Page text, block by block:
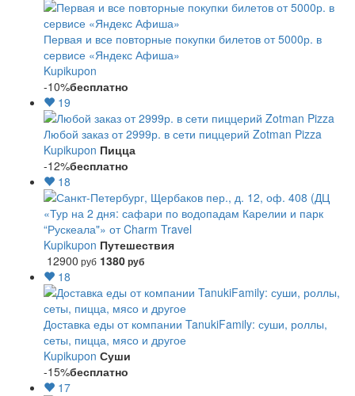
Первая и все повторные покупки билетов от 5000р. в
сервисе «Яндекс Афиша»
Kupikupon
-10%бесплатно
19
Любой заказ от 2999р. в сети пиццерий Zotman Pizza
Kupikupon Пицца
-12%бесплатно
18
«Тур на 2 дня: сафари по водопадам Карелии и парк
“Рускеала"» от Charm Travel
Kupikupon Путешествия
12900 руб 1380руб
18
Доставка еды от компании TanukiFamily: суши, роллы,
сеты, пицца, мясо и другое
Kupikupon Суши
-15%бесплатно
17